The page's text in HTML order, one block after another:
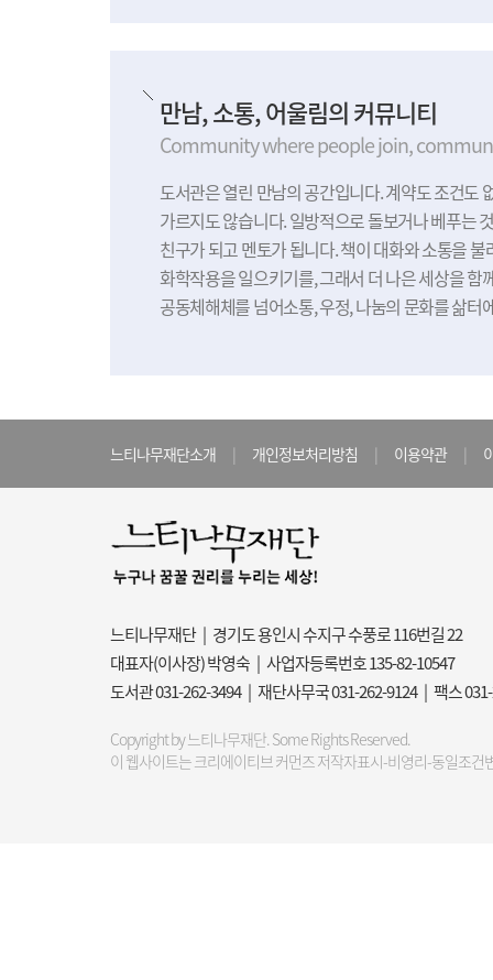
만남, 소통, 어울림의 커뮤니티
Community where people join,
도서관은 열린 만남의 공간입니다. 계약도 조건도
가르지도 않습니다. 일방적으로 돌보거나 베푸는
친구가 되고 멘토가 됩니다. 책이 대화와 소통을
화학작용을 일으키기를, 그래서 더 나은 세상을
공동체해체를 넘어소통, 우정, 나눔의 문화를 삶
느티나무재단소개 | 개인정보처리방침 | 이용약관 |
느티나무재단 | 경기도 용인시 수지구 수풍로 116번길 22
대표자(이사장) 박영숙 | 사업자등록번호 135-82-10547
도서관 031-262-3494 | 재단사무국 031-262-9124 | 팩스
Copyright by 느티나무재단. Some Rights Reserved.
이 웹사이트는 크리에이티브 커먼즈 저작자표시-비영리-동일조